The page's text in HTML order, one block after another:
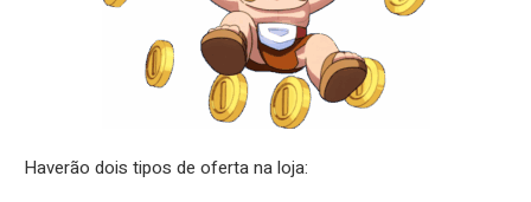
Haverão dois tipos de oferta na loja: